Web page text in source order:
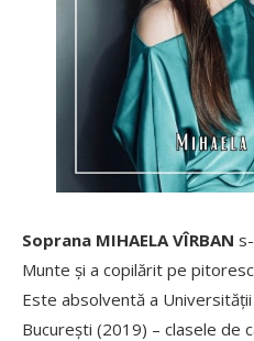
Soprana MIHAELA VÎRBAN
Munte și a copilărit pe
Este absolventă a
București (2019) – clasele de